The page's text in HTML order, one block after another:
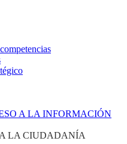
A LA INFORMACIÓN
LA CIUDADANÍA